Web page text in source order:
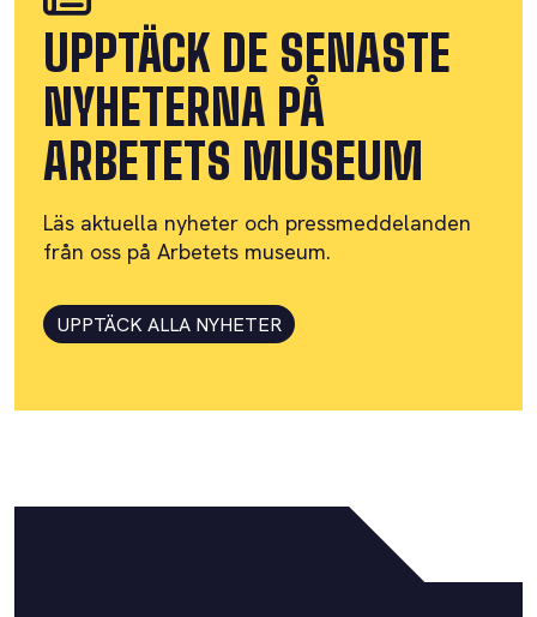
UPPTÄCK DE SENASTE
NYHETERNA PÅ
ARBETETS MUSEUM
Läs aktuella nyheter och pressmeddelanden
från oss på Arbetets museum.
UPPTÄCK ALLA NYHETER